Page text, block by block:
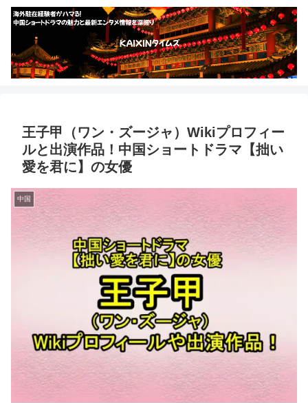
王子甲（ワン・ズージャ）Wikiプロフィー
ルと出演作品！中国ショートドラマ【拙い
愛を君に】の女優
中国